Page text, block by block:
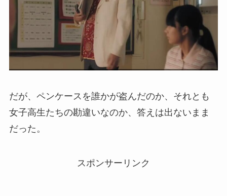
だが、ペンケースを誰かが盗んだのか、それとも
女子高生たちの勘違いなのか、答えは出ないまま
だった。
スポンサーリンク